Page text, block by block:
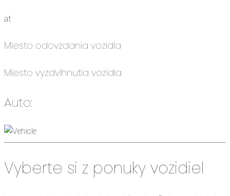
at
Miesto odovzdania vozidla
Miesto vyzdvihnutia vozidla
Auto:
Vyberte si z ponuky vozidiel